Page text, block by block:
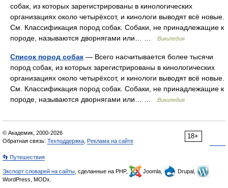
собак, из которых зарегистрированы в кинологических
организациях около четырёхсот, и кинологи выводят всё новые.
См. Классификация пород собак. Собаки, не принадлежащие к
породе, называются дворнягами или… …
Википедия
Список пород собак — Всего насчитывается более тысячи
пород собак, из которых зарегистрированы в кинологических
организациях около четырёхсот, и кинологи выводят всё новые.
См. Классификация пород собак. Собаки, не принадлежащие к
породе, называются дворнягами или… …
Википедия
18+
© Академик, 2000-2026
Обратная связь: Техподдержка Реклама на сайте
👣 Путешествия
Экспорт словарей на сайты , сделанные на PHP, Joomla,
Drupal,
WordPress, MODx.